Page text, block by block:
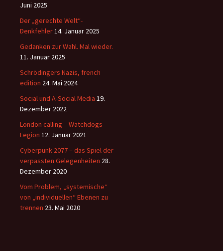
Juni 2025
Der „gerechte Welt“-
Denkfehler14. Januar 2025
Gedanken zur Wahl. Mal wieder.
11. Januar 2025
Schrödingers Nazis, french
edition 24. Mai 2024
Social und A-Social Media 19.
Dezember 2022
London calling – Watchdogs
Legion 12. Januar 2021
Cyberpunk 2077 – das Spiel der
verpassten Gelegenheiten 28.
Dezember 2020
Vom Problem, „systemische“
von „individuellen“ Ebenen zu
trennen 23. Mai 2020